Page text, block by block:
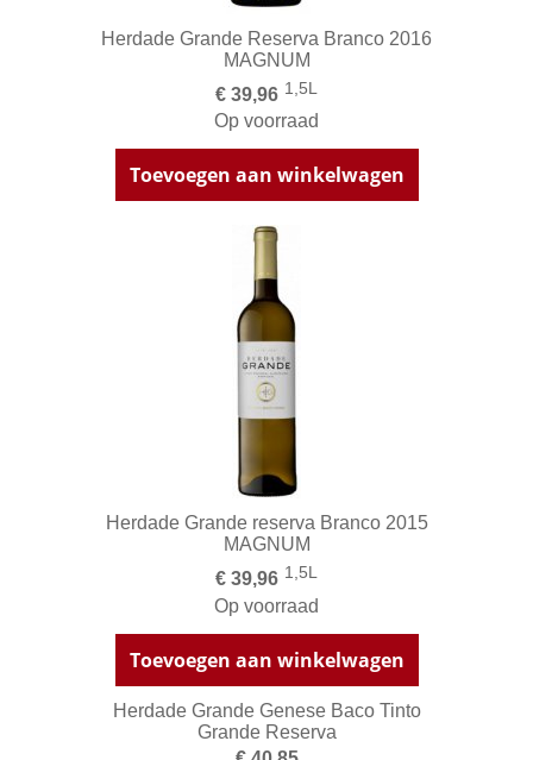
Herdade Grande Reserva Branco 2016
MAGNUM
€ 39,96 1,5L
Op voorraad
Toevoegen aan winkelwagen
Herdade Grande reserva Branco 2015
MAGNUM
€ 39,96 1,5L
Op voorraad
Toevoegen aan winkelwagen
Herdade Grande Genese Baco Tinto
Grande Reserva